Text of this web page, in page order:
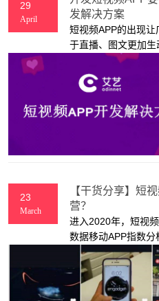
29
April
发解决方案
短视频APP的出现
于直播、图文更加生
作节奏与生活节奏
大众的欢迎。接下
短视频app开发到底
户。
23
March
【干货分享】短
营？
进入2020年，短视
数据移动APP指数
音位居榜单第1位，
头。那么，如果想
么做呢？